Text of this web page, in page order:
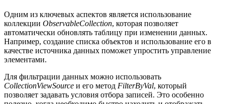
Одним из ключевых аспектов является использование
коллекции ObservableCollection, которая позволяет
автоматически обновлять таблицу при изменении данных.
Например, создание списка объектов и использование его в
качестве источника данных поможет упростить управление
элементами.
Для фильтрации данных можно использовать
CollectionViewSource и его метод FilterByVal, который
позволяет задавать условия отбора записей. Это особенно